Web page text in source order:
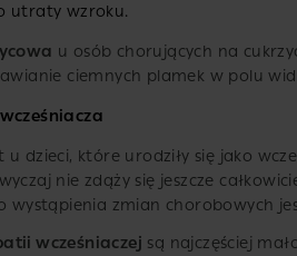
utraty wzroku.
u osób chorujących na
ciemnych plamek w polu
u dzieci, które urodziły się jako
nie zdąży się jeszcze
wystąpienia zmian chorobowych
wcześniaczej są najczęściej